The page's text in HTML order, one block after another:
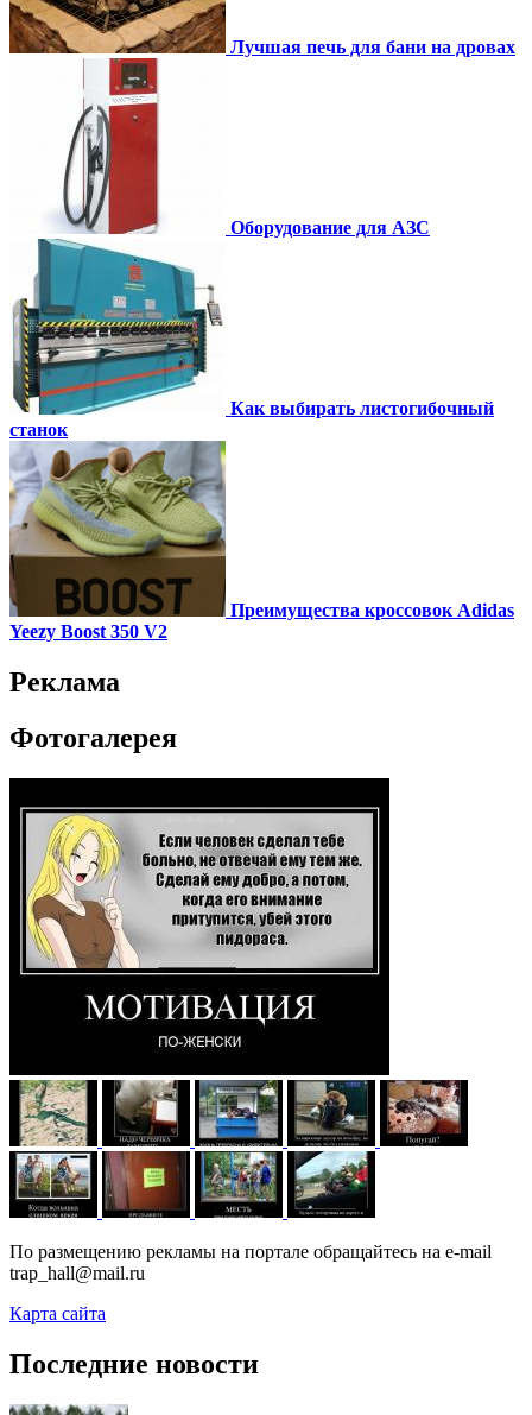
Лучшая печь для бани на дровах
Оборудование для АЗС
Как выбирать листогибочный
станок
Преимущества кроссовок Adidas
Yeezy Boost 350 V2
Реклама
Фотогалерея
По размещению рекламы на портале обращайтесь на e-mail
trap_hall@mail.ru
Карта сайта
Последние новости